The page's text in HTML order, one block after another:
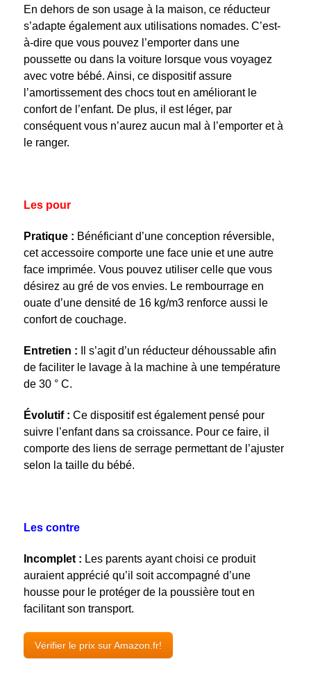
En dehors de son usage à la maison, ce réducteur
s’adapte également aux utilisations nomades. C’est-
à-dire que vous pouvez l’emporter dans une
poussette ou dans la voiture lorsque vous voyagez
avec votre bébé. Ainsi, ce dispositif assure
l’amortissement des chocs tout en améliorant le
confort de l’enfant. De plus, il est léger, par
conséquent vous n’aurez aucun mal à l’emporter et à
le ranger.
Les pour
Pratique : Bénéficiant d’une conception réversible,
cet accessoire comporte une face unie et une autre
face imprimée. Vous pouvez utiliser celle que vous
désirez au gré de vos envies. Le rembourrage en
ouate d’une densité de 16 kg/m3 renforce aussi le
confort de couchage.
Entretien :
Il s’agit d’un réducteur déhoussable afin
de faciliter le lavage à la machine à une température
de 30 ° C.
Évolutif : Ce dispositif est également pensé pour
suivre l’enfant dans sa croissance. Pour ce faire, il
comporte des liens de serrage permettant de l’ajuster
selon la taille du bébé.
Les contre
Incomplet : Les parents ayant choisi ce produit
auraient apprécié qu’il soit accompagné d’une
housse pour le protéger de la poussière tout en
facilitant son transport.
Vérifier le prix sur Amazon.fr!